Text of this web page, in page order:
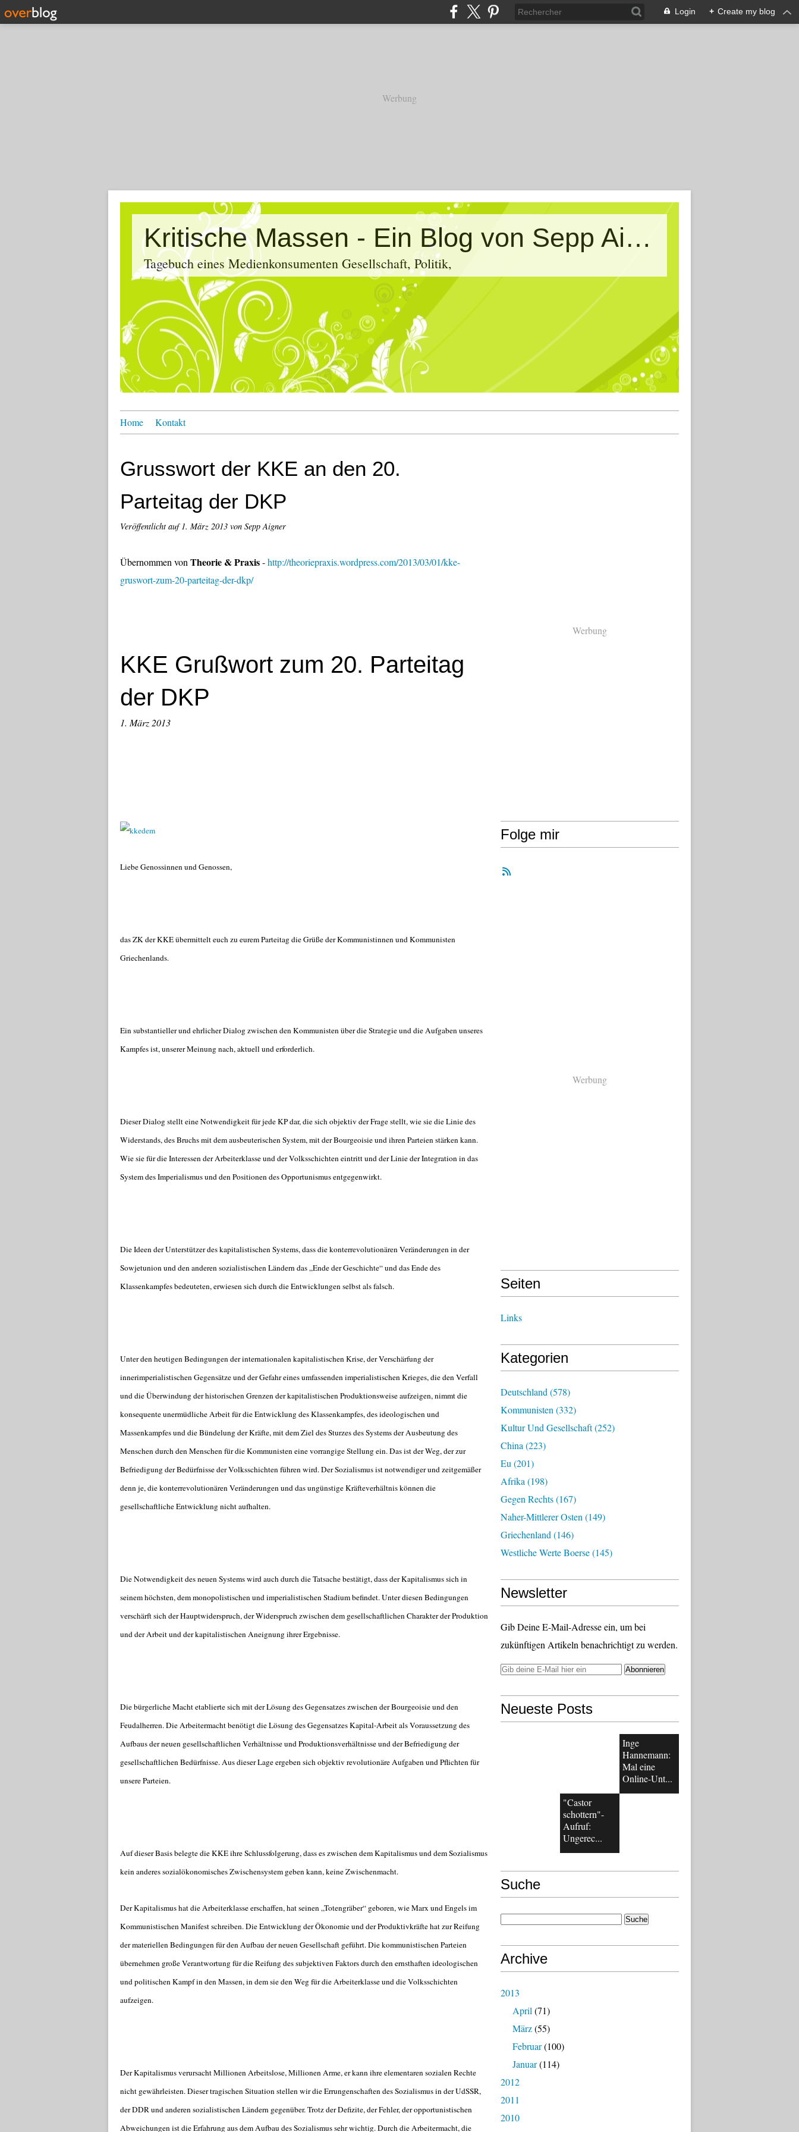
Login + Create my blog
Werbung
Kritische Massen - Ein Blog von Sepp Aigner
Tagebuch eines Medienkonsumenten Gesellschaft, Politik,
Home Kontakt
Grusswort der KKE an den 20.
Parteitag der DKP
Veröffentlicht auf1. März 2013 von Sepp Aigner
Übernommen von Theorie & Praxis-http://theoriepraxis.wordpress.com/2013/03/01/kke-
gruswort-zum-20-parteitag-der-dkp/
KKE Grußwort zum 20. Parteitag
der DKP
1. März 2013
Liebe Genossinnen und Genossen,
das ZK der KKE übermittelt euch zu eurem Parteitag die Grüße der Kommunistinnen und Kommunisten
Griechenlands.
Ein substantieller und ehrlicher Dialog zwischen den Kommunisten über die Strategie und die Aufgaben unseres
Kampfes ist, unserer Meinung nach, aktuell und erforderlich.
Dieser Dialog stellt eine Notwendigkeit für jede KP dar, die sich objektiv der Frage stellt, wie sie die Linie des
Widerstands, des Bruchs mit dem ausbeuterischen System, mit der Bourgeoisie und ihren Parteien stärken kann.
Wie sie für die Interessen der Arbeiterklasse und der Volksschichten eintritt und der Linie der Integration in das
System des Imperialismus und den Positionen des Opportunismus entgegenwirkt.
Die Ideen der Unterstützer des kapitalistischen Systems, dass die konterrevolutionären Veränderungen in der
Sowjetunion und den anderen sozialistischen Ländern das „Ende der Geschichte“ und das Ende des
Klassenkampfes bedeuteten, erwiesen sich durch die Entwicklungen selbst als falsch.
Unter den heutigen Bedingungen der internationalen kapitalistischen Krise, der Verschärfung der
innerimperialistischen Gegensätze und der Gefahr eines umfassenden imperialistischen Krieges, die den Verfall
und die Überwindung der historischen Grenzen der kapitalistischen Produktionsweise aufzeigen, nimmt die
konsequente unermüdliche Arbeit für die Entwicklung des Klassenkampfes, des ideologischen und
Massenkampfes und die Bündelung der Kräfte, mit dem Ziel des Sturzes des Systems der Ausbeutung des
Menschen durch den Menschen für die Kommunisten eine vorrangige Stellung ein. Das ist der Weg, der zur
Befriedigung der Bedürfnisse der Volksschichten führen wird. Der Sozialismus ist notwendiger und zeitgemäßer
denn je, die konterrevolutionären Veränderungen und das ungünstige Kräfteverhältnis können die
gesellschaftliche Entwicklung nicht aufhalten.
Die Notwendigkeit des neuen Systems wird auch durch die Tatsache bestätigt, dass der Kapitalismus sich in
seinem höchsten, dem monopolistischen und imperialistischen Stadium befindet. Unter diesen Bedingungen
verschärft sich der Hauptwiderspruch, der Widerspruch zwischen dem gesellschaftlichen Charakter der Produktion
und der Arbeit und der kapitalistischen Aneignung ihrer Ergebnisse.
Die bürgerliche Macht etablierte sich mit der Lösung des Gegensatzes zwischen der Bourgeoisie und den
Feudalherren. Die Arbeitermacht benötigt die Lösung des Gegensatzes Kapital-Arbeit als Voraussetzung des
Aufbaus der neuen gesellschaftlichen Verhältnisse und Produktionsverhältnisse und der Befriedigung der
gesellschaftlichen Bedürfnisse. Aus dieser Lage ergeben sich objektiv revolutionäre Aufgaben und Pflichten für
unsere Parteien.
Auf dieser Basis belegte die KKE ihre Schlussfolgerung, dass es zwischen dem Kapitalismus und dem Sozialismus
kein anderes sozialökonomisches Zwischensystem geben kann, keine Zwischenmacht.
Der Kapitalismus hat die Arbeiterklasse erschaffen, hat seinen „Totengräber“ geboren, wie Marx und Engels im
Kommunistischen Manifest schreiben. Die Entwicklung der Ökonomie und der Produktivkräfte hat zur Reifung
der materiellen Bedingungen für den Aufbau der neuen Gesellschaft geführt. Die kommunistischen Parteien
übernehmen große Verantwortung für die Reifung des subjektiven Faktors durch den ernsthaften ideologischen
und politischen Kampf in den Massen, in dem sie den Weg für die Arbeiterklasse und die Volksschichten
aufzeigen.
Der Kapitalismus verursacht Millionen Arbeitslose, Millionen Arme, er kann ihre elementaren sozialen Rechte
nicht gewährleisten. Dieser tragischen Situation stellen wir die Errungenschaften des Sozialismus in der UdSSR,
der DDR und anderen sozialistischen Ländern gegenüber. Trotz der Defizite, der Fehler, der opportunistischen
Abweichungen ist die Erfahrung aus dem Aufbau des Sozialismus sehr wichtig. Durch die Arbeitermacht, die
Werbung
Folge mir
Werbung
Seiten
Links
Kategorien
Deutschland (578)
Kommunisten (332)
Kultur Und Gesellschaft(252)
China (223)
Eu (201)
Afrika (198)
Gegen Rechts(167)
Naher-Mittlerer Osten (149)
Griechenland (146)
Westliche Werte Boerse(145)
Newsletter
Gib Deine E-Mail-Adresse ein, um bei
zukünftigen Artikeln benachrichtigt zu werden.
Neueste Posts
Inge
Hannemann:
Mal eine
Online-Unt...
"Castor
schottern"-
Aufruf:
Ungerec...
Suche
Archive
2013
April (71)
März(55)
Februar(100)
Januar(114)
2012
2011
2010